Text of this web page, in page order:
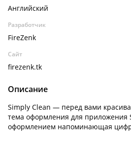
Английский
Разработчик
FireZenk
Сайт
firezenk.tk
Описание
Simply Clean — перед вами
тема оформления для приложения
оформлением напоминающая